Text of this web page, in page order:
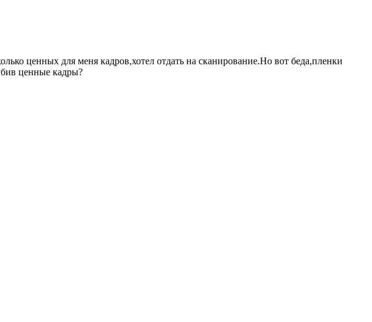
ценных для меня кадров,хотел отдать на сканирование.Но вот беда,пленки
ценные кадры?